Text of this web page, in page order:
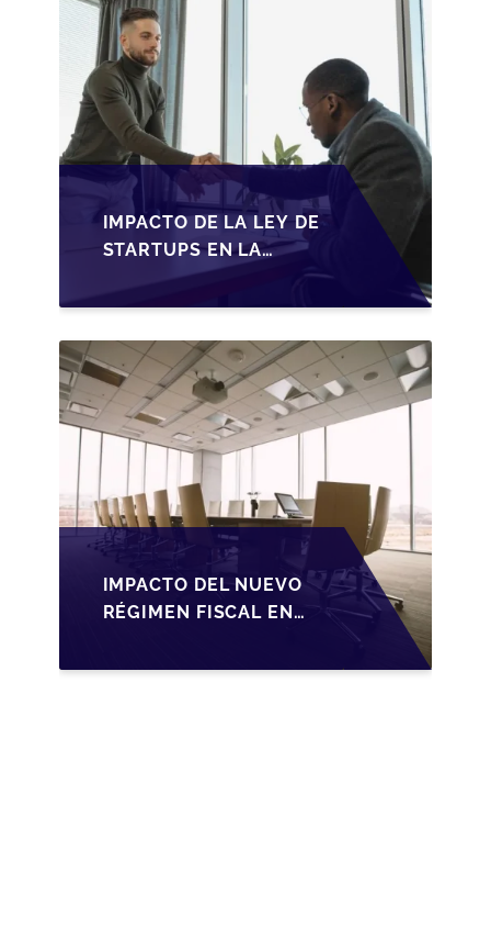
IMPACTO DE LA LEY DE
STARTUPS EN LA
TRANSMISIÓN DE
PYMES ESPAÑOLAS
IMPACTO DEL NUEVO
RÉGIMEN FISCAL EN
PYMES EN ESPAÑA